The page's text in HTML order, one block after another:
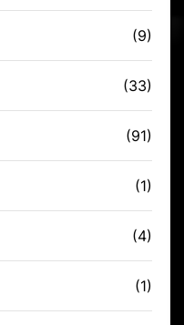
(9)
(33)
(91)
(1)
(4)
(1)